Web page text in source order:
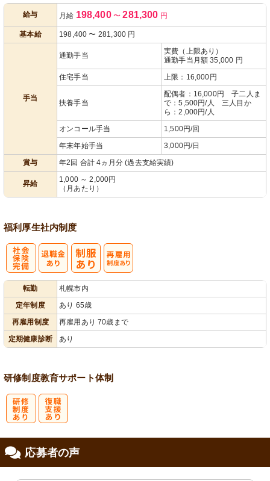
給与 月給 198,400 〜 281,300 円
基本給 198,400 〜 281,300 円
手当
通勤手当
実費（上限あり）
通勤手当月額 35,000 円
住宅手当
上限：16,000円
扶養手当
配偶者：16,000円 子二人ま
で：5,500円/人 三人目か
ら：2,000円/人
オンコール手当
1,500円/回
年末年始手当
3,000円/日
賞与
年2回 合計 4ヵ月分 (過去支給実績)
昇給
1,000 ～ 2,000円
（月あたり）
福利厚生社内制度
転勤
札幌市内
定年制度
あり 65歳
再雇用制度
再雇用あり 70歳まで
定期健康診断
あり
研修制度教育サポート体制
応募者の声